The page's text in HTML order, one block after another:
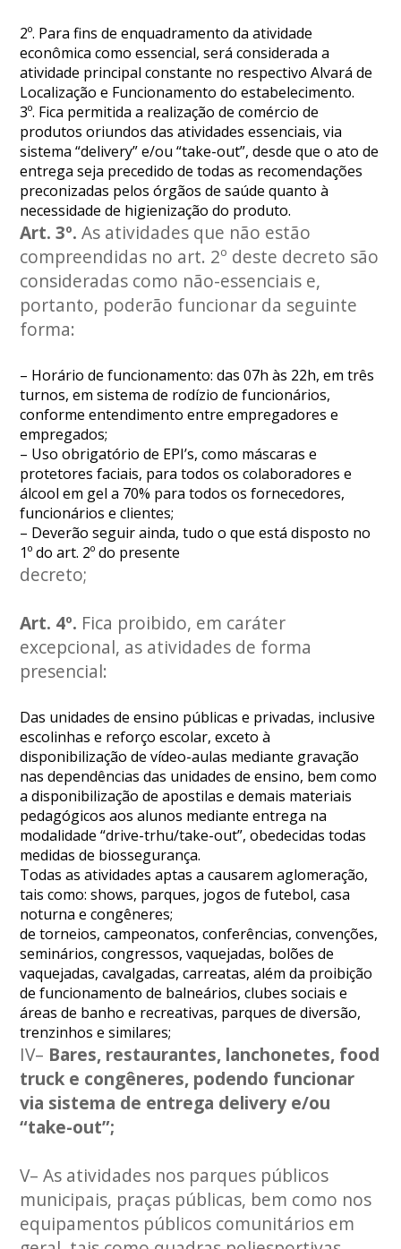
2º. Para fins de enquadramento da atividade
econômica como essencial, será considerada a
atividade principal constante no respectivo Alvará de
Localização e Funcionamento do estabelecimento.
3º. Fica permitida a realização de comércio de
produtos oriundos das atividades essenciais, via
sistema “delivery” e/ou “take-out”, desde que o ato de
entrega seja precedido de todas as recomendações
preconizadas pelos órgãos de saúde quanto à
necessidade de higienização do produto.
Art. 3º.As atividades que não estão
compreendidas no art. 2º deste decreto são
consideradas como não-essenciais e,
portanto, poderão funcionar da seguinte
forma:
– Horário de funcionamento: das 07h às 22h, em três
turnos, em sistema de rodízio de funcionários,
conforme entendimento entre empregadores e
empregados;
– Uso obrigatório de EPI’s, como máscaras e
protetores faciais, para todos os colaboradores e
álcool em gel a 70% para todos os fornecedores,
funcionários e clientes;
– Deverão seguir ainda, tudo o que está disposto no
1º do art. 2º do presente
decreto;
Art. 4º. Fica proibido, em caráter
excepcional, as atividades de forma
presencial:
Das unidades de ensino públicas e privadas, inclusive
escolinhas e reforço escolar, exceto à
disponibilização de vídeo-aulas mediante gravação
nas dependências das unidades de ensino, bem como
a disponibilização de apostilas e demais materiais
pedagógicos aos alunos mediante entrega na
modalidade “drive-trhu/take-out”, obedecidas todas
medidas de biossegurança.
Todas as atividades aptas a causarem aglomeração,
tais como: shows, parques, jogos de futebol, casa
noturna e congêneres;
de torneios, campeonatos, conferências, convenções,
seminários, congressos, vaquejadas, bolões de
vaquejadas, cavalgadas, carreatas, além da proibição
de funcionamento de balneários, clubes sociais e
áreas de banho e recreativas, parques de diversão,
trenzinhos e similares;
IV– Bares, restaurantes, lanchonetes, food
truck e congêneres, podendo funcionar
via sistema de entrega delivery e/ou
“take-out”;
V– As atividades nos parques públicos
municipais, praças públicas, bem como nos
equipamentos públicos comunitários em